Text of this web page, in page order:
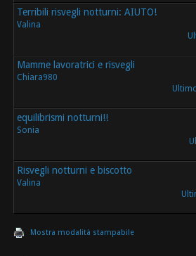
Terribili risvegli notturni: AIUTO!
Valina
Mamme lavoratrici e risvegli
Chiara980
equilibrismi notturni!!
Sonia
Risvegli notturni e biscotto
Valina
Mostra modalità stampabile